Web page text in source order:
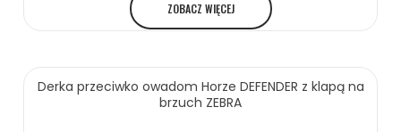
ZOBACZ WIĘCEJ
Derka przeciwko owadom Horze DEFENDER z klapą na
brzuch ZEBRA